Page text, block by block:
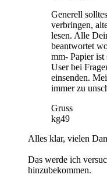
Generell
verbringen,
lesen. Alle
beantwortet
mm- Papier ist
User bei
einsenden.
immer zu
Gruss
kg49
Alles klar, vielen
Das werde ich
hinzubekommen.